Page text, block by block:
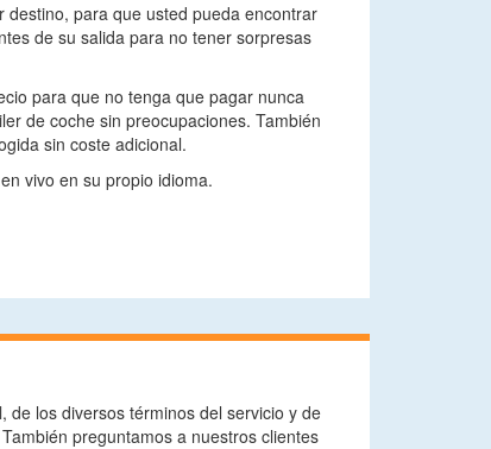
destino, para que usted pueda encontrar
de su salida para no tener sorpresas
para que no tenga que pagar nunca
de coche sin preocupaciones. También
sin coste adicional.
vivo en su propio idioma.
los diversos términos del servicio y de
preguntamos a nuestros clientes